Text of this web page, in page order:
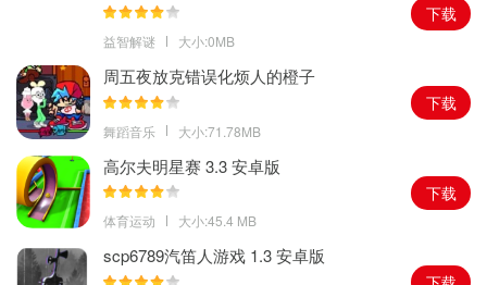
益智解谜 大小:0MB
下载
周五夜放克错误化烦人的橙子
舞蹈音乐 大小:71.78MB
下载
高尔夫明星赛 3.3 安卓版
体育运动 大小:45.4 MB
下载
scp6789汽笛人游戏 1.3 安卓版